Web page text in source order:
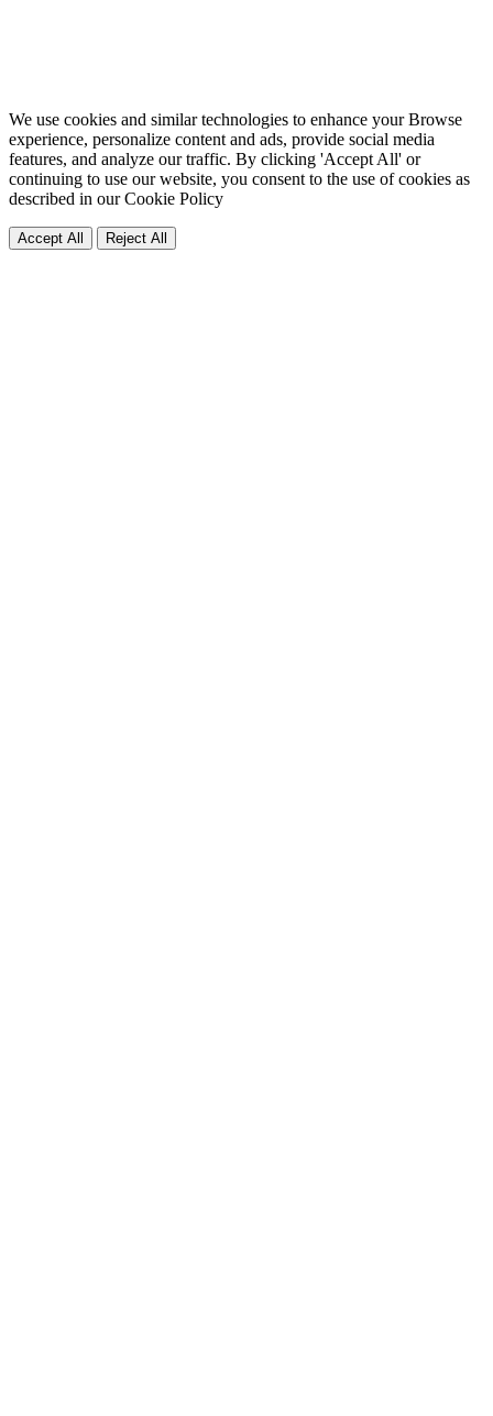
We use cookies and similar technologies to enhance your Browse
experience, personalize content and ads, provide social media
features, and analyze our traffic. By clicking 'Accept All' or
continuing to use our website, you consent to the use of cookies as
described in ourCookie Policy
Accept All Reject All